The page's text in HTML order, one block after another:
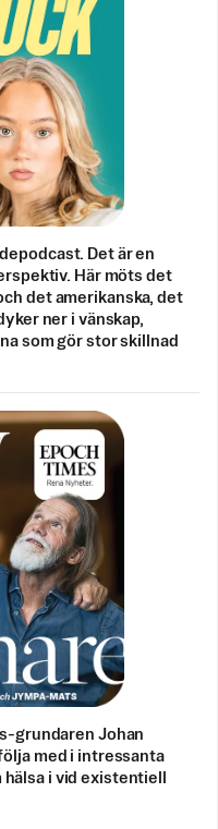
Det är en
Här möts det
det amerikanska, det
ner i vänskap,
som gör stor skillnad
grundaren Johan
med i intressanta
i vid existentiell